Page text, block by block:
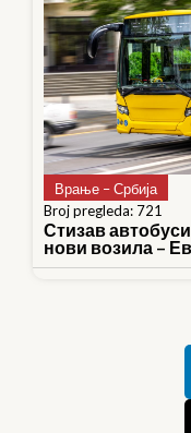
Врање – Србија
Broj pregleda: 721
Стизав
нови возила –